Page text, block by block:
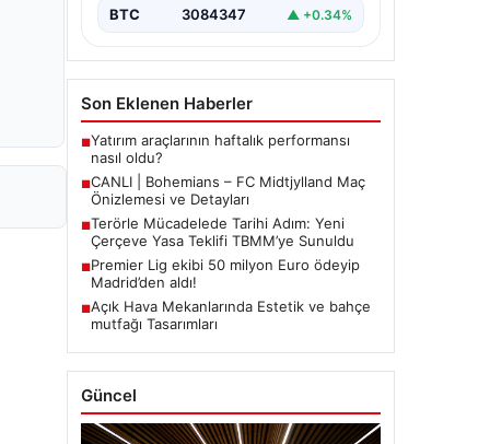
BTC 3084347 ▲ +0.34%
Son Eklenen Haberler
■Yatırım araçlarının haftalık performansı
nasıl oldu?
■CANLI | Bohemians – FC Midtjylland Maç
Önizlemesi ve Detayları
■Terörle Mücadelede Tarihi Adım: Yeni
Çerçeve Yasa Teklifi TBMM’ye Sunuldu
■Premier Lig ekibi 50 milyon Euro ödeyip
Madrid’den aldı!
■Açık Hava Mekanlarında Estetik ve bahçe
mutfağı Tasarımları
Güncel